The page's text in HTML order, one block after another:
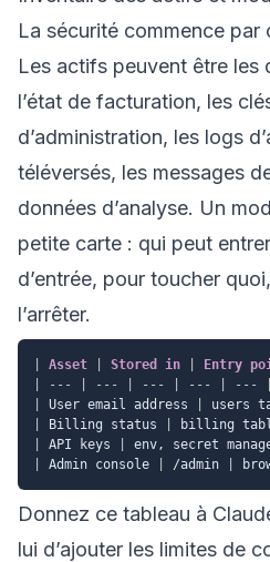
La sécurité commence par
Les actifs peuvent être les
l’état de facturation, les
d’administration, les logs
téléversés, les messages
données d’analyse. Un
petite carte : qui peut
d’entrée, pour toucher
l’arrêter.
Asset Stored in Entry
--- --- --- --- ---
User email address users
Billing status billing
API keys env, secret
Admin console /admin
Donnez ce tableau à
lui d’ajouter les limites de